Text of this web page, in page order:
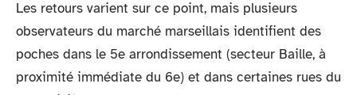
Les retours varient sur ce point, mais plusieurs
observateurs du marché marseillais identifient des
poches dans le 5e arrondissement (secteur Baille, à
proximité immédiate du 6e) et dans certaines rues du